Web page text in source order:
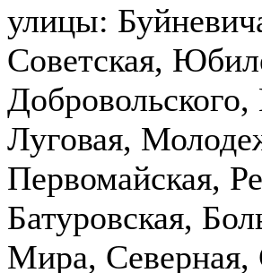
улицы:
Советская,
Луговая,
Первомайская,
Батуровская,
Мира, Северная,